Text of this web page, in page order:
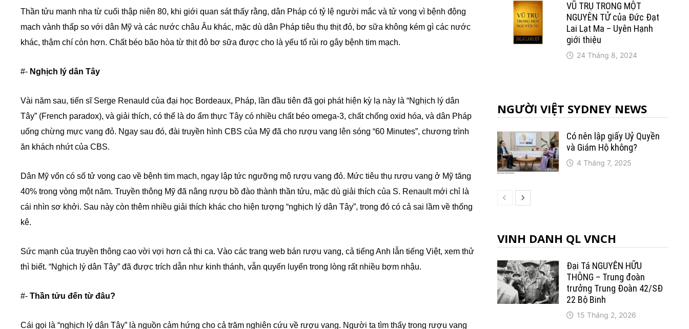
Thần tửu manh nha từ cuối thập niên 80, khi giới quan sát thấy rằng, dân Pháp có tỷ lệ người mắc và tử vong vì bệnh động
mạch vành thấp so với dân Mỹ và các nước châu Âu khác, mặc dù dân Pháp tiêu thụ thịt đỏ, bơ sữa không kém gì các nước
khác, thậm chí còn hơn. Chất béo bão hòa từ thịt đỏ bơ sữa được cho là yếu tố rủi ro gây bệnh tim mạch.
#- Nghịch lý dân Tây
Vài năm sau, tiến sĩ Serge Renauld của đại học Bordeaux, Pháp, lần đầu tiên đã gọi phát hiện kỳ lạ này là “Nghịch lý dân
Tây” (French paradox), và giải thích, có thể là do ẩm thực Tây có nhiều chất béo omega-3, chất chống oxid hóa, và dân Pháp
uống chừng mực vang đỏ. Ngay sau đó, đài truyền hình CBS của Mỹ đã cho rượu vang lên sóng “60 Minutes”, chương trình
ăn khách nhứt của CBS.
Dân Mỹ vốn có số tử vong cao về bệnh tim mạch, ngay lập tức ngưỡng mộ rượu vang đỏ. Mức tiêu thụ rượu vang ở Mỹ tăng
40% trong vòng một năm. Truyền thông Mỹ đã nâng rượu bồ đào thành thần tửu, mặc dù giải thích của S. Renault mới chỉ là
cái nhìn sơ khởi. Sau này còn thêm nhiều giải thích khác cho hiện tượng “nghịch lý dân Tây”, trong đó có cả sai lầm về thống
kê.
Sức mạnh của truyền thông cao vời vợi hơn cả thi ca. Vào các trang web bán rượu vang, cả tiếng Anh lẫn tiếng Việt, xem thử
thì biết. “Nghịch lý dân Tây” đã được trích dẫn như kinh thánh, vẫn quyến luyến trong lòng rất nhiều bợm nhậu.
#-Thần tửu đến từ đâu?
Cái gọi là “nghịch lý dân Tây” là nguồn cảm hứng cho cả trăm nghiên cứu về rượu vang. Người ta tìm thấy trong rượu vang
VŨ TRỤ TRONG MỘT
NGUYÊN TỬ của Đức Đạt
Lai Lạt Ma – Uyên Hạnh
giới thiệu
24 Tháng 8, 2024
NGƯỜI VIỆT SYDNEY NEWS
Có nên lập giấy Uỷ Quyền
và Giám Hộ không?
4 Tháng 7, 2025
VINH DANH QL VNCH
Đại Tá NGUYỄN HỮU
THÔNG – Trung đoàn
trưởng Trung Ðoàn 42/SÐ
22 Bộ Binh
15 Tháng 2, 2026